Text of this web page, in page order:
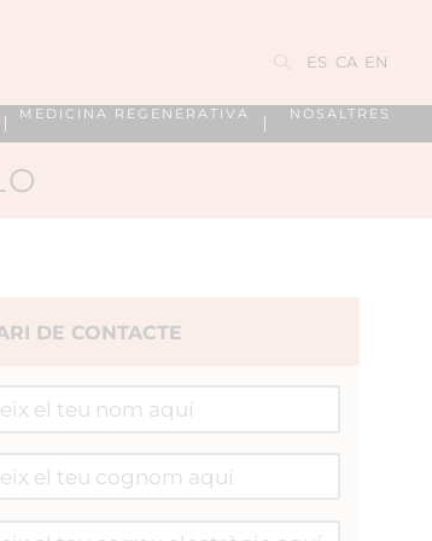
ES CA EN
MEDICINA REGENERATIVA NOSALTRES
DE CONTACTE